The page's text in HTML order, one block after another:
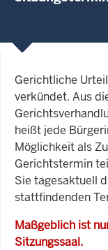
Gerichtliche
verkündet. Aus
heißt jede
Möglichkeit als
Gerichtstermin
Sie tagesaktuell
stattfindenden
Maßgeblich ist
Sitzungssaal.